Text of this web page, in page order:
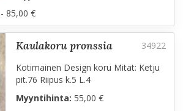
85,00 €
kaulakoru pronssia
Kotimainen Design koru Mitat: Ketju
pit.76 Riipus k.5 L.4
Myyntihinta: 55,00 €